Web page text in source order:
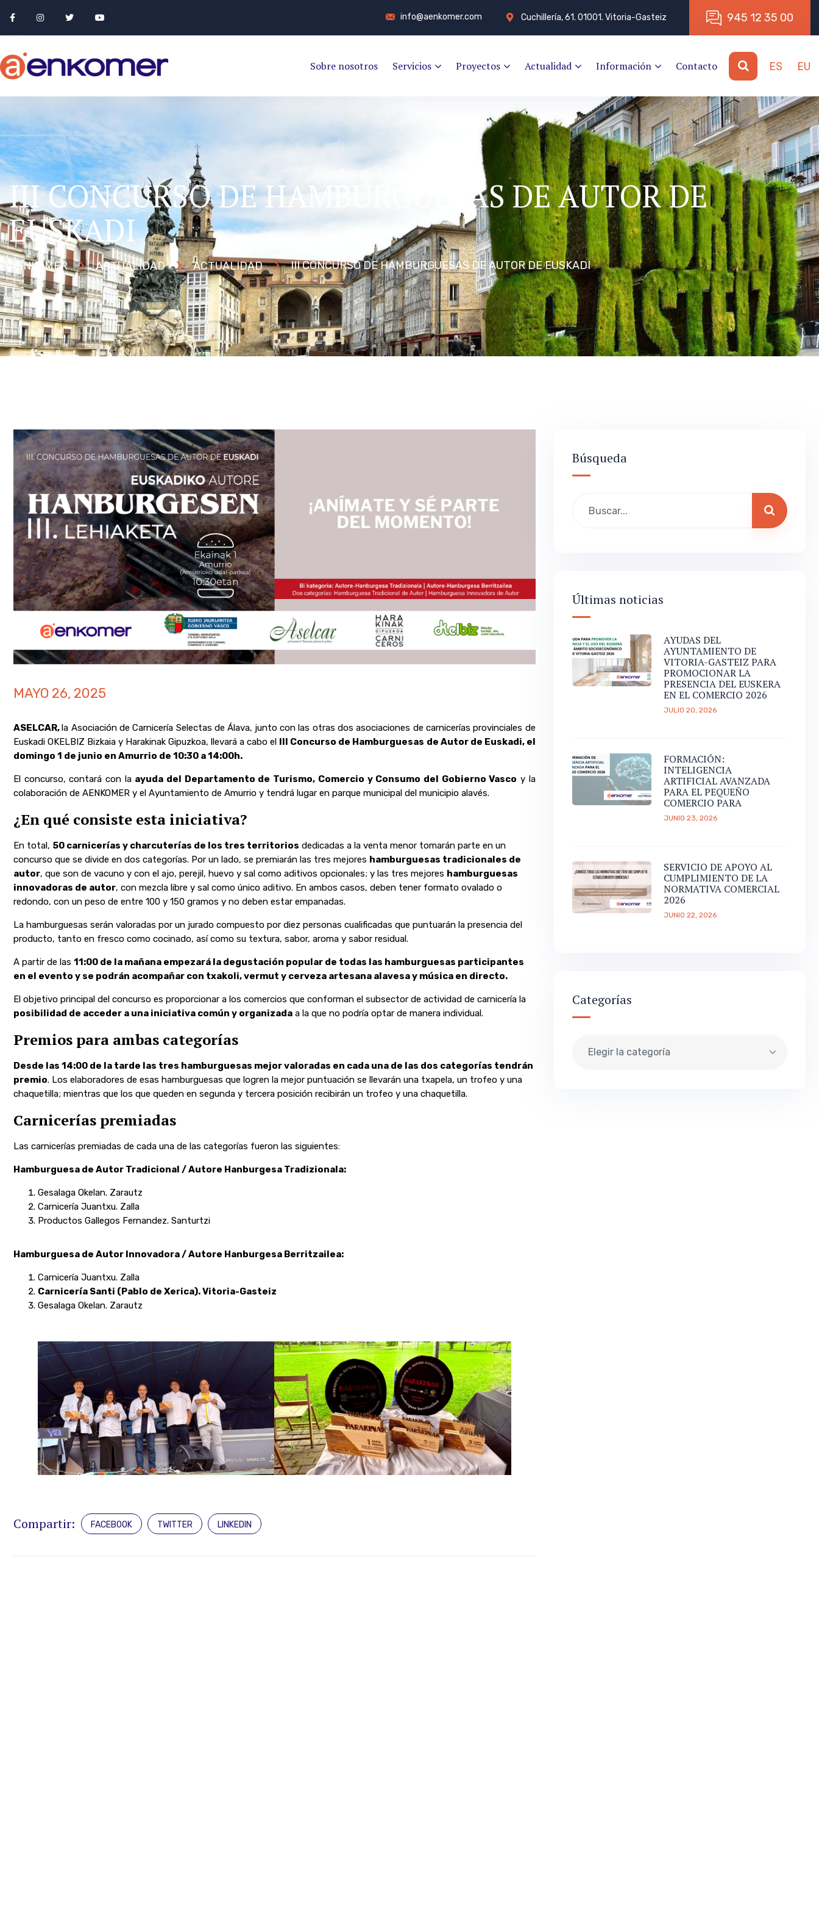
info@aenkomer.com Cuchillería, 61. 01001. Vitoria-Gasteiz 945 12 35 00
Sobre nosotros Servicios Proyectos Actualidad Información Contacto ES EU
III CONCURSO DE HAMBURGUESAS DE AUTOR DE
EUSKADI
AENKOMER ACTUALIDAD ACTUALIDAD III CONCURSO DE HAMBURGUESAS DE AUTOR DE EUSKADI
MAYO 26, 2025
ASELCAR, la Asociación de Carnicería Selectas de Álava, junto con las otras dos asociaciones de carnicerías provinciales de
Euskadi OKELBIZ Bizkaia y Harakinak Gipuzkoa, llevará a cabo el
III Concurso de Hamburguesas de Autor de Euskadi, el
domingo 1 de junio en Amurrio de 10:30 a 14:00h.
El concurso, contará con la ayuda del Departamento de Turismo, Comercio y Consumo del Gobierno Vasco y la
colaboración de AENKOMER y el Ayuntamiento de Amurrio y tendrá lugar en parque municipal del municipio alavés.
¿En qué consiste esta iniciativa?
En total, 50 carnicerías y charcuterías de los tres territorios dedicadas a la venta menor tomarán parte en un
concurso que se divide en dos categorías. Por un lado, se premiarán las tres mejores hamburguesas tradicionales de
autor, que son de vacuno y con el ajo, perejil, huevo y sal como aditivos opcionales; y las tres mejores hamburguesas
innovadoras de autor, con mezcla libre y sal como único aditivo. En ambos casos, deben tener formato ovalado o
redondo, con un peso de entre 100 y 150 gramos y no deben estar empanadas.
La hamburguesas serán valoradas por un jurado compuesto por diez personas cualificadas que puntuarán la presencia del
producto, tanto en fresco como cocinado, así como su textura, sabor, aroma y sabor residual.
A partir de las 11:00 de la mañana empezará la degustación popular de todas las hamburguesas participantes
en el evento y se podrán acompañar con txakoli, vermut y cerveza artesana alavesa y música en directo.
El objetivo principal del concurso es proporcionar a los comercios que conforman el subsector de actividad de carnicería la
posibilidad de acceder a una iniciativa común y organizada a la que no podría optar de manera individual.
Premios para ambas categorías
Desde las 14:00 de la tarde las tres hamburguesas mejor valoradas en cada una de las dos categorías tendrán
premio. Los elaboradores de esas hamburguesas que logren la mejor puntuación se llevarán una txapela, un trofeo y una
chaquetilla; mientras que los que queden en segunda y tercera posición recibirán un trofeo y una chaquetilla.
Carnicerías premiadas
Las carnicerías premiadas de cada una de las categorías fueron las siguientes:
Hamburguesa de Autor Tradicional / Autore Hanburgesa Tradizionala:
Gesalaga Okelan. Zarautz
Carnicería Juantxu. Zalla
Productos Gallegos Fernandez. Santurtzi
Hamburguesa de Autor Innovadora / Autore Hanburgesa Berritzailea:
Carnicería Juantxu. Zalla
Carnicería Santi (Pablo de Xerica). Vitoria-Gasteiz
Gesalaga Okelan. Zarautz
Compartir: FACEBOOK TWITTER LINKEDIN
Búsqueda
Últimas noticias
AYUDAS DEL
AYUNTAMIENTO DE
VITORIA-GASTEIZ PARA
PROMOCIONAR LA
PRESENCIA DEL EUSKERA
EN EL COMERCIO 2026
JULIO 20, 2026
FORMACIÓN:
INTELIGENCIA
ARTIFICIAL AVANZADA
PARA EL PEQUEÑO
COMERCIO PARA
JUNIO 23, 2026
SERVICIO DE APOYO AL
CUMPLIMIENTO DE LA
NORMATIVA COMERCIAL
2026
JUNIO 22, 2026
Categorías
Elegir la categoría